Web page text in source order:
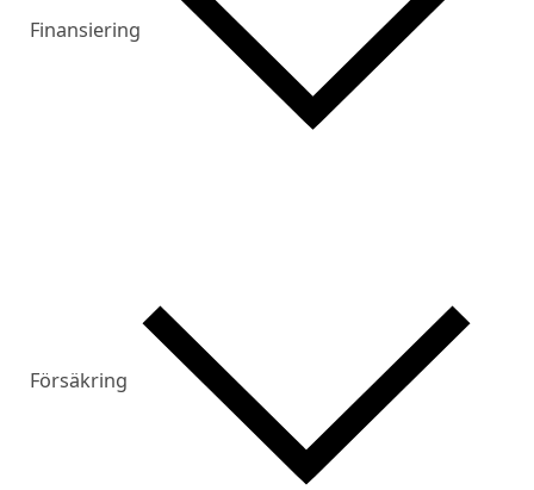
Finansiering
Försäkring